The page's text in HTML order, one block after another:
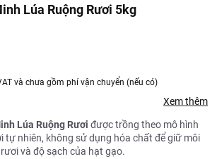
Lúa Ruộng Rươi 5kg
và chưa gồm phí vận chuyển (nếu có)
Xem thêm
Lúa Ruộng Rươi được trồng theo mô hình
tự nhiên, không sử dụng hóa chất để giữ môi
và độ sạch của hạt gạo.